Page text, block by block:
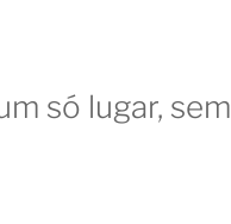
só lugar, sem